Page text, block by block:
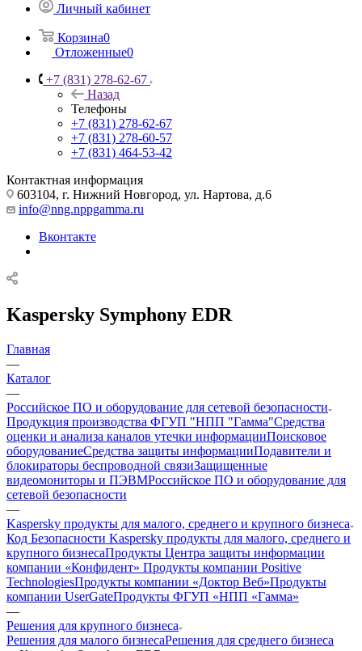
Личный кабинет
Корзина0
Отложенные0
+7 (831) 278-62-67
Назад
Телефоны
+7 (831) 278-62-67
+7 (831) 278-60-57
+7 (831) 464-53-42
Контактная информация
603104, г. Нижний Новгород, ул. Нартова, д.6
info@nng.nppgamma.ru
Вконтакте
Kaspersky Symphony EDR
Главная
—
Каталог
—
Российское ПО и оборудование для сетевой безопасности
Продукция производства ФГУП "НПП "Гамма"Средства
оценки и анализа каналов утечки информацииПоисковое
оборудованиеСредства защиты информацииПодавители и
блокираторы беспроводной связиЗащищенные
видеомониторы и ПЭВМРоссийское ПО и оборудование для
сетевой безопасности
—
Kaspersky продукты для малого, среднего и крупного бизнеса
Код Безопасности Kaspersky продукты для малого, среднего и
крупного бизнесаПродукты Центра защиты информации
компании «Конфидент» Продукты компании Positive
TechnologiesПродукты компании «Доктор Веб»Продукты
компании UserGateПродукты ФГУП «НПП «Гамма»
—
Решения для крупного бизнеса
Решения для малого бизнесаРешения для среднего бизнеса